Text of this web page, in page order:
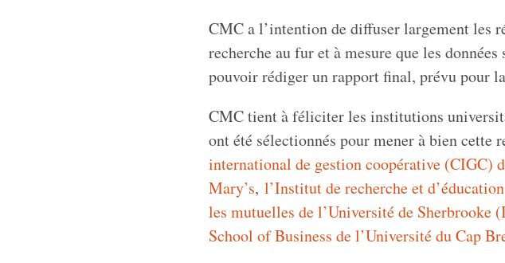
CMC a l’intention de diffuser largement les
recherche au fur et à mesure que les
pouvoir rédiger un rapport final, prévu pour
CMC tient à féliciter les institutions
ont été sélectionnés pour mener à bien cette
international de gestion coopérative (CIGC)
Mary’s,l’Institut de recherche et
les mutuelles de l’Université de Sherbrooke
School of Business de l’Université du Cap